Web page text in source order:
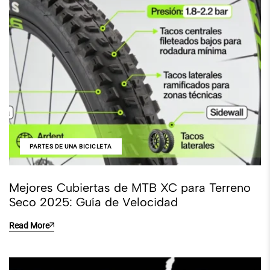
PARTES DE UNA BICICLETA
Mejores Cubiertas de MTB XC para Terreno
Seco 2025: Guía de Velocidad
Read More